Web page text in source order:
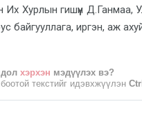
Хурлын гишүүн Д.Ганмаа,
байгууллага, иргэн, аж
хэрхэн мэдүүлэх вэ?
текстийг идэвхжүүлэн